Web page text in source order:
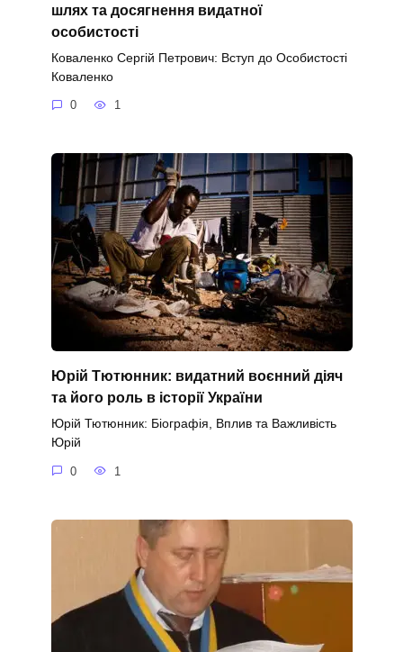
шлях та досягнення видатної
особистості
Коваленко Сергій Петрович: Вступ до Особистості
Коваленко
0 1
Юрій Тютюнник: видатний воєнний діяч
та його роль в історії України
Юрій Тютюнник: Біографія, Вплив та Важливість
Юрій
0 1